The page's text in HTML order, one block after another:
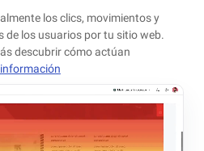
los clics, movimientos y
de los usuarios por tu sitio web.
descubrir cómo actúan